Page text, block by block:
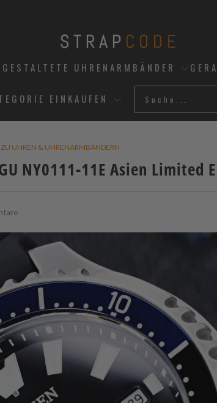
UHRENARMBÄNDER
EINKAUFEN
UHREN & UHRENARMBÄNDERN
NY0111-11E Asien Limited